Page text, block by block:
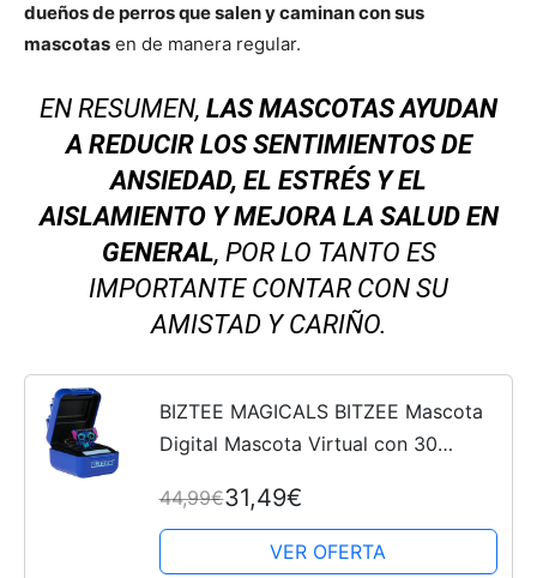
dueños de perros que salen y caminan con sus
mascotas en de manera regular.
EN RESUMEN, LAS MASCOTAS AYUDAN
A REDUCIR LOS SENTIMIENTOS DE
ANSIEDAD, EL ESTRÉS Y EL
AISLAMIENTO Y MEJORA LA SALUD EN
GENERAL, POR LO TANTO ES
IMPORTANTE CONTAR CON SU
AMISTAD Y CARIÑO.
BIZTEE MAGICALS BITZEE Mascota
Digital Mascota Virtual con 30
Interactiva Que Reacciona al Tacto
con Interacciones...
44,99€31,49€
VER OFERTA